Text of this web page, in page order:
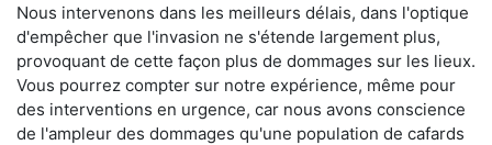
Nous intervenons dans les meilleurs délais, dans l'optique
d'empêcher que l'invasion ne s'étende largement plus,
provoquant de cette façon plus de dommages sur les lieux.
Vous pourrez compter sur notre expérience, même pour
des interventions en urgence, car nous avons conscience
de l'ampleur des dommages qu'une population de cafards